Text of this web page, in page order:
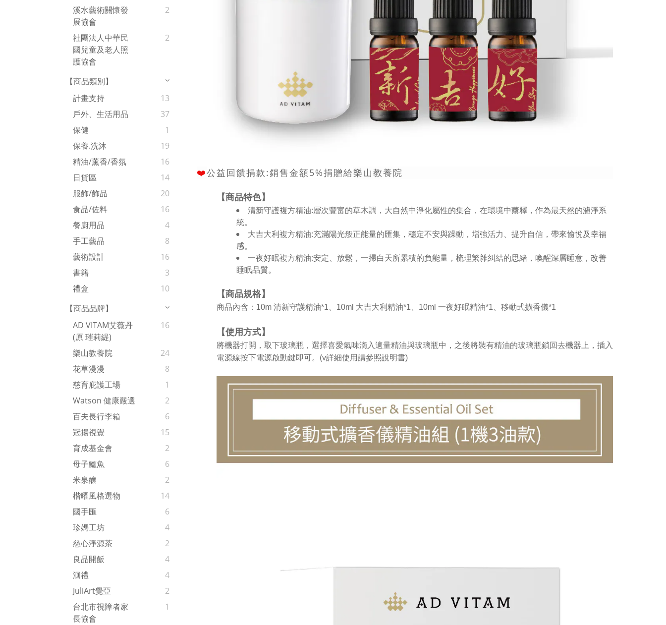
溪水藝術關懷發
展協會
2
社團法人中華民
國兒童及老人照
護協會
2
【商品類別】
計畫支持
13
戶外、生活用品
37
保健
1
保養.洗沐
19
精油/薰香/香氛
16
日貨區
14
服飾/飾品
20
食品/佐料
16
餐廚用品
4
手工藝品
8
藝術設計
16
書籍
3
禮盒
10
【商品品牌】
AD VITAM艾薇丹
(原 璀莉緹)
16
樂山教養院
24
花草漫漫
8
慈育庇護工場
1
Watson 健康嚴選
2
百夫長行李箱
6
冠揚視覺
15
育成基金會
2
母子鱷魚
6
米泉釀
2
楷曜風格選物
14
國手匯
6
珍媽工坊
4
慈心淨源茶
2
良品開飯
4
洄禮
4
JuliArt覺亞
2
台北市視障者家
長協會
1
❤️公益回饋捐款:銷售金額5%捐贈給樂山教養院
【商品特色】
清新守護複方精油:層次豐富的草木調，大自然中淨化屬性的集合，在環境中薰釋，作為最天然的濾淨系
統。
大吉大利複方精油:充滿陽光般正能量的匯集，穩定不安與躁動，增強活力、提升自信，帶來愉悅及幸福
感。
一夜好眠複方精油:安定、放鬆，一掃白天所累積的負能量，梳理繁雜糾結的思緒，喚醒深層睡意，改善
睡眠品質。
【商品規格】
商品內含： 10m 清新守護精油*1、10ml 大吉大利精油*1、10ml 一夜好眠精油*1、移動式擴香儀*1
【使用方式】
將機器打開，取下玻璃瓶，選擇喜愛氣味滴入適量精油與玻璃瓶中，之後將裝有精油的玻璃瓶鎖回去機器上，插入
電源線按下電源啟動鍵即可。(v詳細使用請參照說明書)